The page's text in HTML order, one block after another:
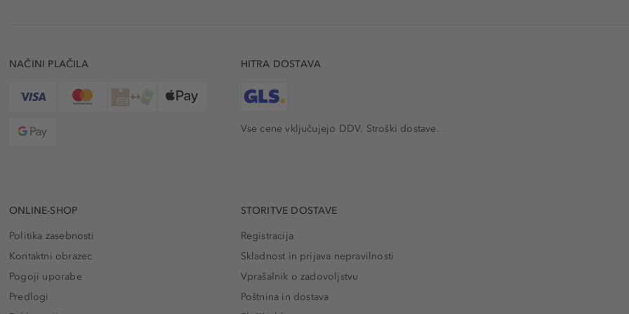
NAČINI PLAČILA HITRA DOSTAVA
Vse cene vključujejo DDV. Stroški dostave.
ONLINE-SHOP
Politika zasebnosti
Kontaktni obrazec
Pogoji uporabe
Predlogi
STORITVE DOSTAVE
Registracija
Skladnost in prijava nepravilnosti
Vprašalnik o zadovoljstvu
Poštnina in dostava